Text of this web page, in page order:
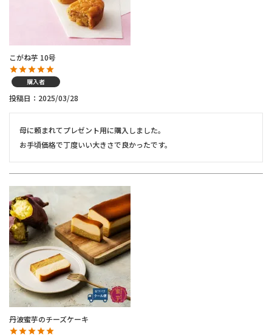
こがね芋 10号
購入者
投稿日 2025/03/28
母に頼まれてプレゼント用に購入しました。
お手頃価格で丁度いい大きさで良かったです。
丹波蜜芋のチーズケーキ